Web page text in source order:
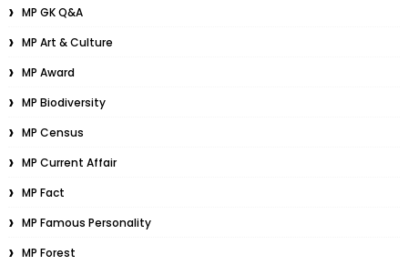
MP GK Q&A
MP Art & Culture
MP Award
MP Biodiversity
MP Census
MP Current Affair
MP Fact
MP Famous Personality
MP Forest